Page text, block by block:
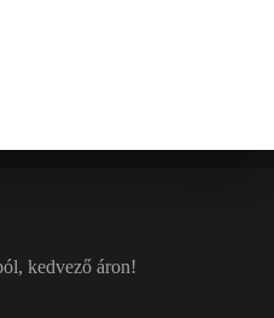
kedvező áron!